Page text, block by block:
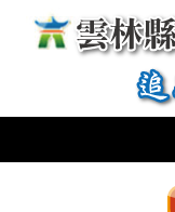
跳到主要內容區塊